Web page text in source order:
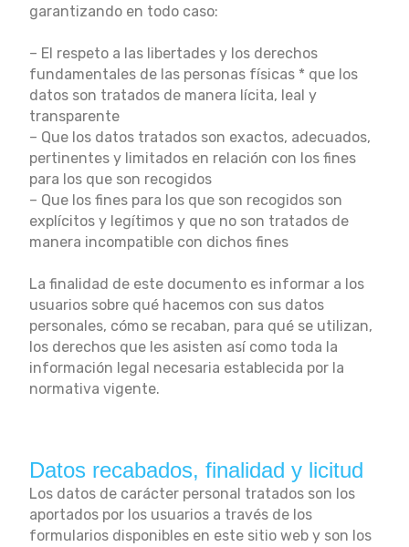
garantizando en todo caso:
– El respeto a las libertades y los derechos
fundamentales de las personas físicas * que los
datos son tratados de manera lícita, leal y
transparente
– Que los datos tratados son exactos, adecuados,
pertinentes y limitados en relación con los fines
para los que son recogidos
– Que los fines para los que son recogidos son
explícitos y legítimos y que no son tratados de
manera incompatible con dichos fines
La finalidad de este documento es informar a los
usuarios sobre qué hacemos con sus datos
personales, cómo se recaban, para qué se utilizan,
los derechos que les asisten así como toda la
información legal necesaria establecida por la
normativa vigente.
Datos recabados, finalidad y licitud
Los datos de carácter personal tratados son los
aportados por los usuarios a través de los
formularios disponibles en este sitio web y son los